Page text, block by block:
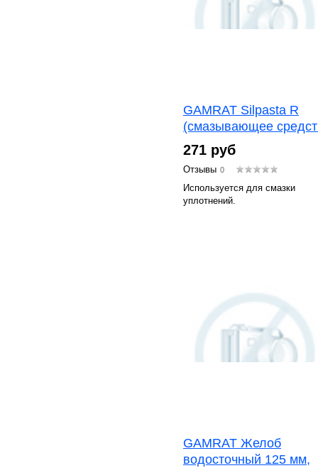
GAMRAT Silpasta R
(смазывающее
271 руб
Отзывы 0
Используется для смазки
уплотнений.
GAMRAT Желоб
водосточный 125 мм,